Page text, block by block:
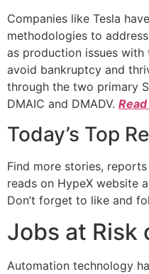
Companies like Tesla
methodologies to
as production issues
avoid bankruptcy and
through the two primary
DMAIC and DMADV.
Today’s Top
Find more stories,
reads on HypeX website
Don’t forget to like and
Jobs at Risk
Automation technology